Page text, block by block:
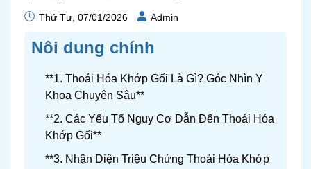
Thứ Tư, 07/01/2026 Admin
Nôi dung chính
**1. Thoái Hóa Khớp Gối Là Gì? Góc Nhìn Y
Khoa Chuyên Sâu**
**2. Các Yếu Tố Nguy Cơ Dẫn Đến Thoái Hóa
Khớp Gối**
**3. Nhận Diện Triệu Chứng Thoái Hóa Khớp